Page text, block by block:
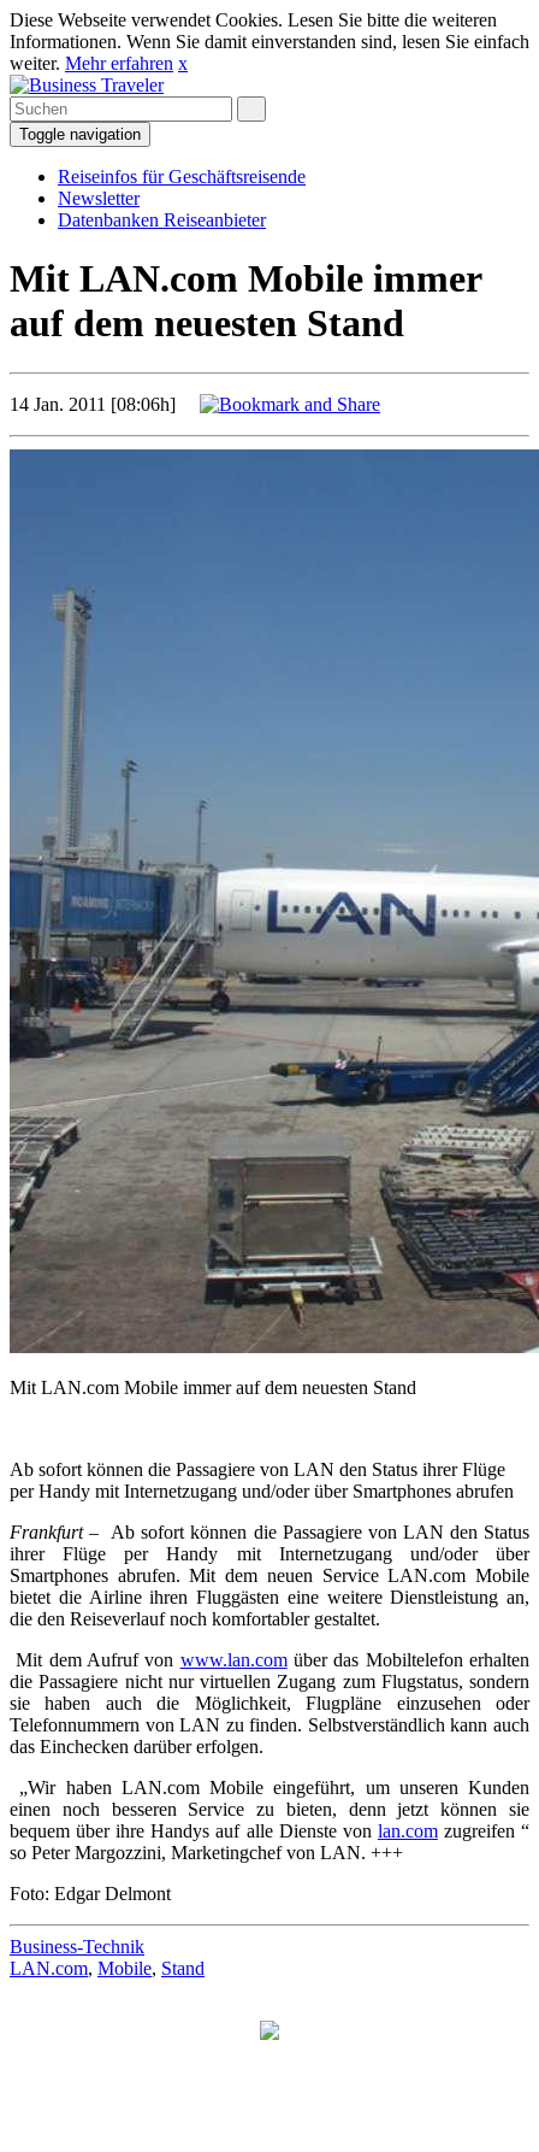
Diese Webseite verwendet Cookies. Lesen Sie bitte die weiteren
Informationen. Wenn Sie damit einverstanden sind, lesen Sie einfach
weiter. Mehr erfahren x
Toggle navigation
Reiseinfos für Geschäftsreisende
Newsletter
Datenbanken Reiseanbieter
Mit LAN.com Mobile immer
auf dem neuesten Stand
14 Jan. 2011 [08:06h]
Mit LAN.com Mobile immer auf dem neuesten Stand
Ab sofort können die Passagiere von LAN den Status ihrer Flüge
per Handy mit Internetzugang und/oder über Smartphones abrufen
Frankfurt –
Ab sofort können die Passagiere von LAN den Status
ihrer Flüge per Handy mit Internetzugang und/oder über
Smartphones abrufen. Mit dem neuen Service LAN.com Mobile
bietet die Airline ihren Fluggästen eine weitere Dienstleistung an,
die den Reiseverlauf noch komfortabler gestaltet.
Mit dem Aufruf von www.lan.comüber das Mobiltelefon erhalten
die Passagiere nicht nur virtuellen Zugang zum Flugstatus, sondern
sie haben auch die Möglichkeit, Flugpläne einzusehen oder
Telefonnummern von LAN zu finden. Selbstverständlich kann auch
das Einchecken darüber erfolgen.
„Wir haben LAN.com Mobile eingeführt, um unseren Kunden
einen noch besseren Service zu bieten, denn jetzt können sie
bequem über ihre Handys auf alle Dienste von lan.comzugreifen “
so Peter Margozzini, Marketingchef von LAN. +++
Foto: Edgar Delmont
Business-Technik
LAN.com, Mobile, Stand